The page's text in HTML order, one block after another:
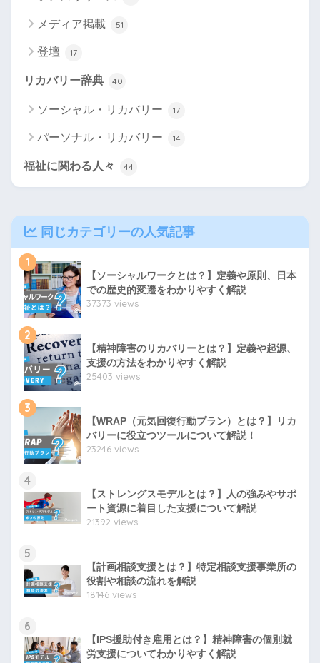
メディア掲載 51
登壇 17
リカバリー辞典 40
ソーシャル・リカバリー 17
パーソナル・リカバリー 14
福祉に関わる人々 44
同じカテゴリーの人気記事
1
【ソーシャルワークとは？】定義や原則、日本
での歴史的変遷をわかりやすく解説
37373 views
2
【精神障害のリカバリーとは？】定義や起源、
支援の方法をわかりやすく解説
25403 views
3
【WRAP（元気回復行動プラン）とは？】リカ
バリーに役立つツールについて解説！
23246 views
4
【ストレングスモデルとは？】人の強みやサポ
ート資源に着目した支援について解説
21392 views
5
【計画相談支援とは？】特定相談支援事業所の
役割や相談の流れを解説
18146 views
6
【IPS援助付き雇用とは？】精神障害の個別就
労支援についてわかりやすく解説